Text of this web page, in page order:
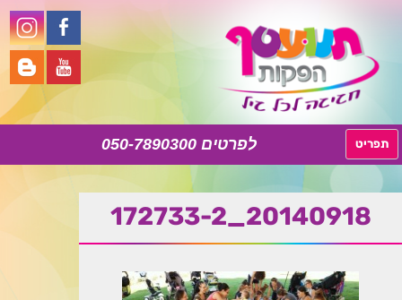
050-7890300 תפריט
לתוכן
20140918_172733-2